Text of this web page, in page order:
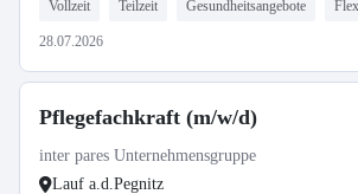
Vollzeit Teilzeit Gesundheitsangebote
28.07.2026
Pflegefachkraft (m/w/d)
inter pares Unternehmensgruppe
Lauf a.d.Pegnitz